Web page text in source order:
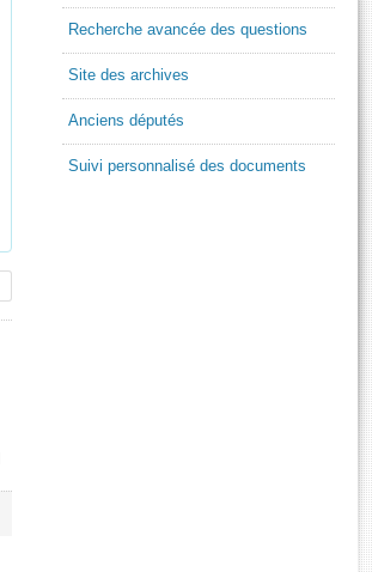
Recherche avancée des questions
Site des archives
Anciens députés
Suivi personnalisé des documents